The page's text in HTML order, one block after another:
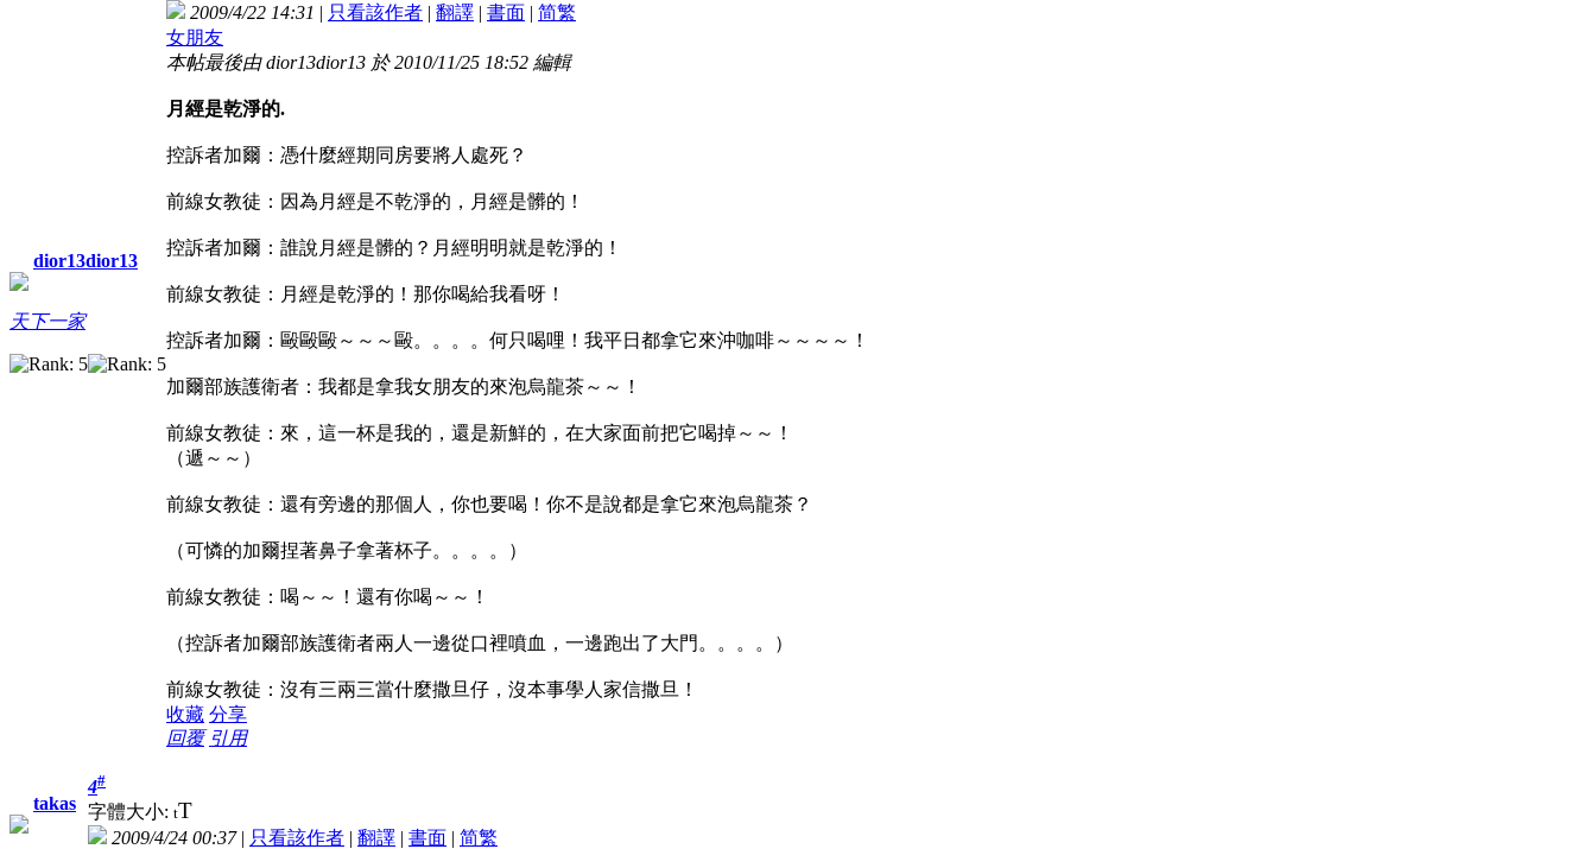
dior13dior13
天下一家
2009/4/22 14:31 | 只看該作者 | 翻譯 | 書面 | 简繁
女朋友
本帖最後由 dior13dior13 於 2010/11/25 18:52 編輯
月經是乾淨的.
控訴者加爾：憑什麼經期同房要將人處死？
前線女教徒：因為月經是不乾淨的，月經是髒的！
控訴者加爾：誰說月經是髒的？月經明明就是乾淨的！
前線女教徒：月經是乾淨的！那你喝給我看呀！
控訴者加爾：毆毆毆～～～毆。。。。何只喝哩！我平日都拿它來沖咖啡～～～～！
加爾部族護衛者：我都是拿我女朋友的來泡烏龍茶～～！
前線女教徒：來，這一杯是我的，還是新鮮的，在大家面前把它喝掉～～！
（遞～～）
前線女教徒：還有旁邊的那個人，你也要喝！你不是說都是拿它來泡烏龍茶？
（可憐的加爾捏著鼻子拿著杯子。。。。）
前線女教徒：喝～～！還有你喝～～！
（控訴者加爾部族護衛者兩人一邊從口裡噴血，一邊跑出了大門。。。。）
前線女教徒：沒有三兩三當什麼撒旦仔，沒本事學人家信撒旦！
收藏 分享
回覆 引用
takas
4#
字體大小: tT
2009/4/24 00:37| 只看該作者 | 翻譯 | 書面 | 简繁